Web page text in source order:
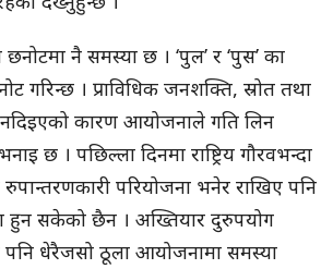
नै समस्या छ । ‘पुल’ र ‘पुस’ का
गरिन्छ । प्राविधिक जनशक्ति, स्रोत तथा
नदिइएको कारण आयोजनाले गति लिन
छ । पछिल्ला दिनमा राष्ट्रिय गौरवभन्दा
परियोजना भनेर राखिए पनि
हुन सकेको छैन । अख्तियार दुरुपयोग
धेरैजसो ठूला आयोजनामा समस्या